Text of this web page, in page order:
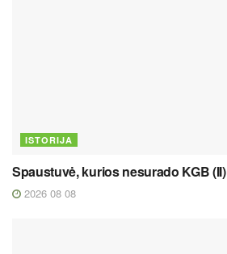
ISTORIJA
Spaustuvė, kurios nesurado KGB (II)
2026 08 08